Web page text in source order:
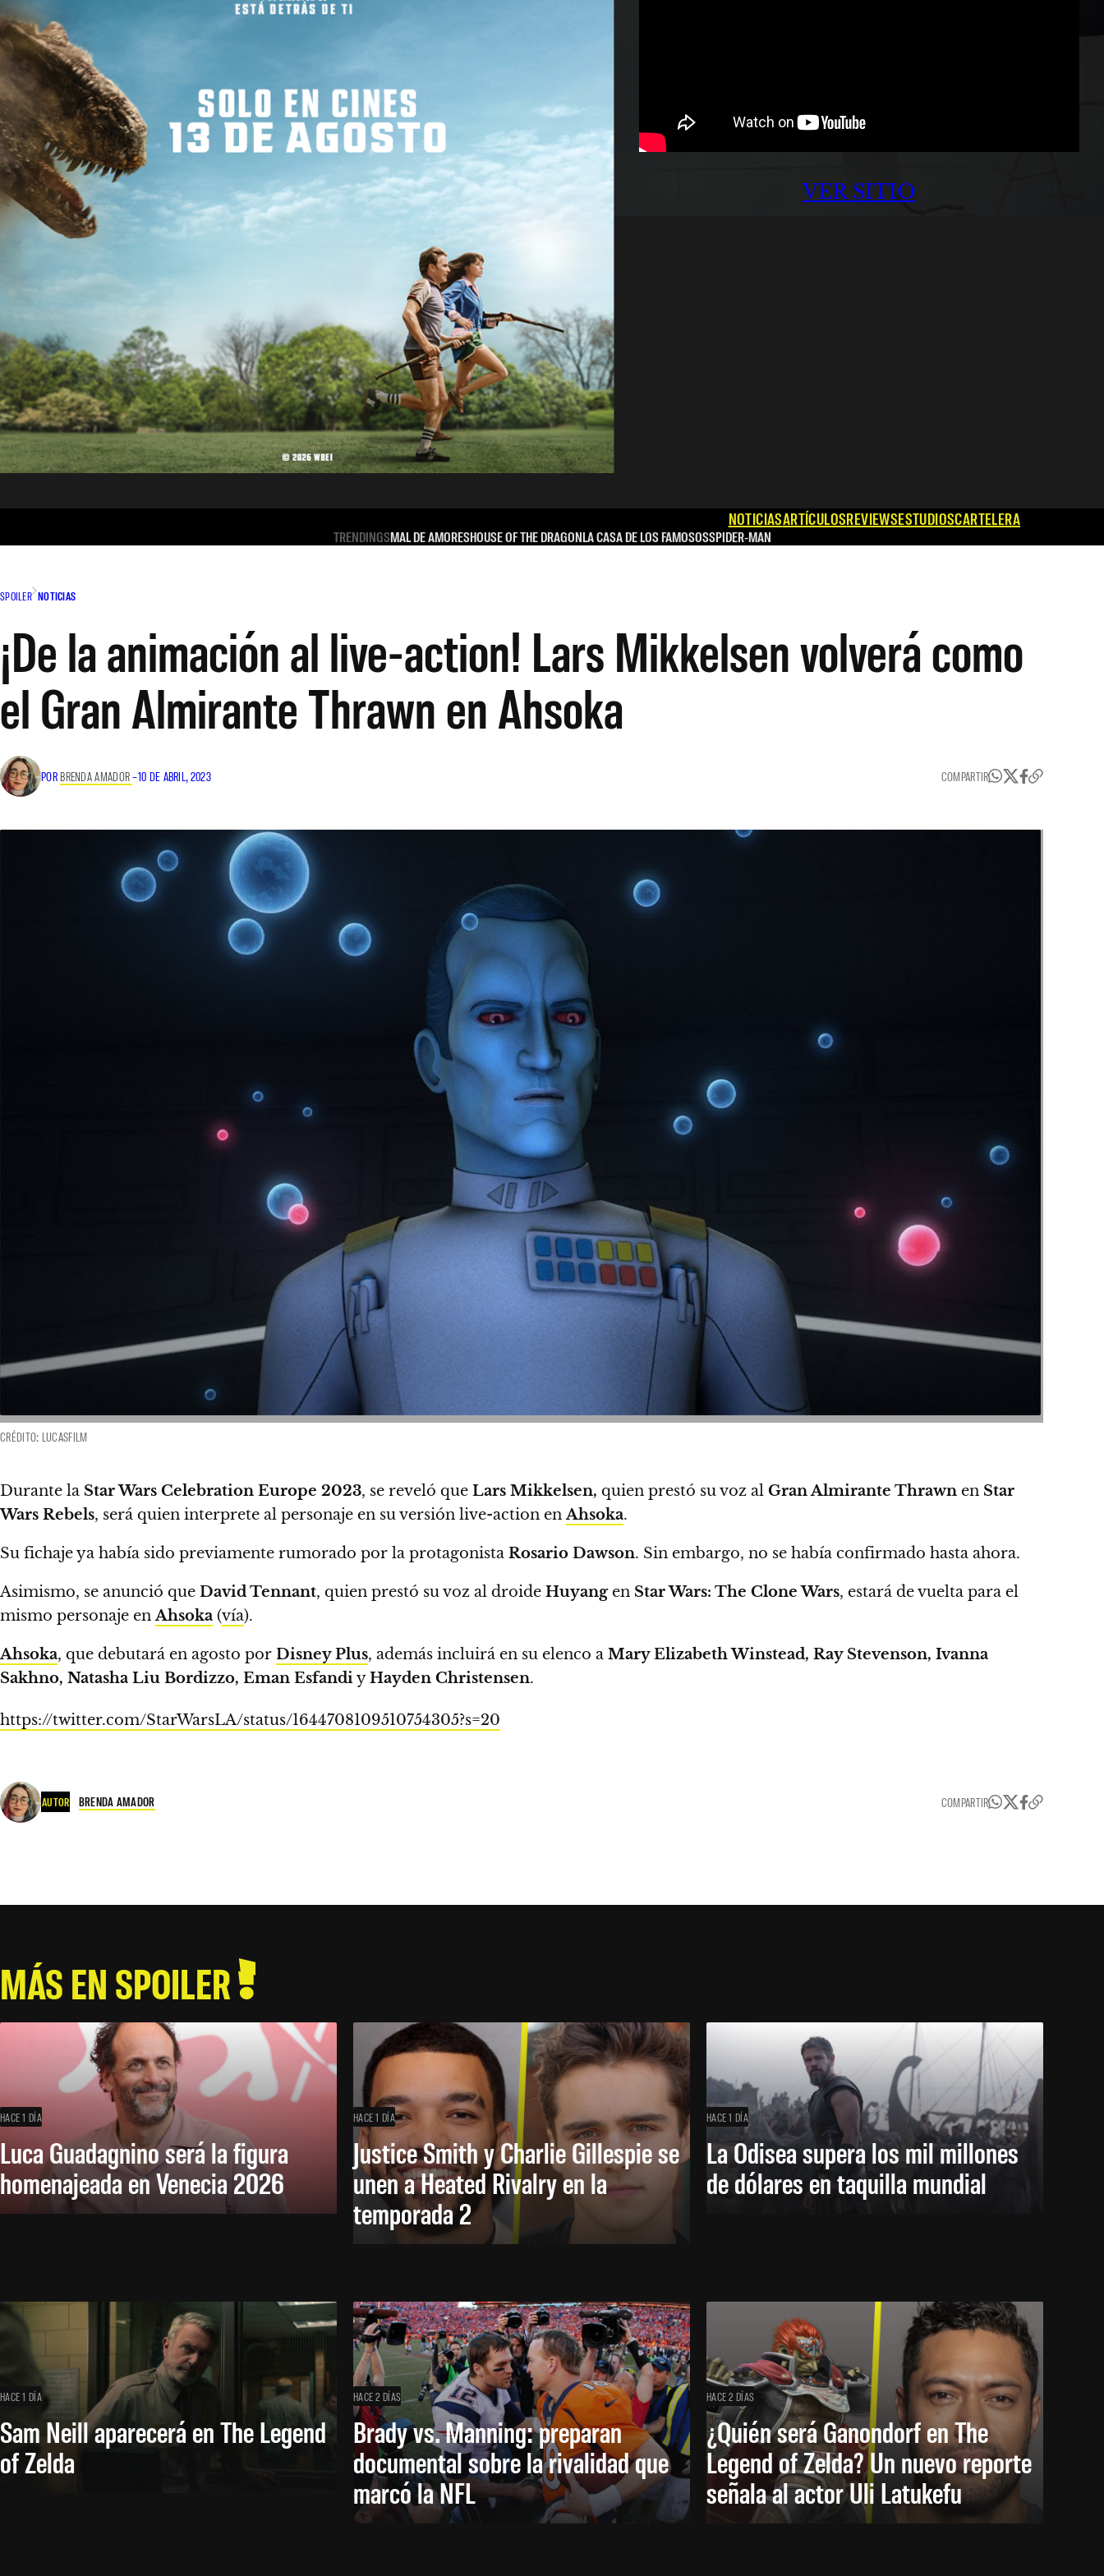
VER SITIO
NOTICIASARTÍCULOSREVIEWSESTUDIOSCARTELERA
TRENDINGSMAL DE AMORESHOUSE OF THE DRAGONLA CASA DE LOS FAMOSOSSPIDER-MAN
SPOILER NOTICIAS
¡De la animación al live-action! Lars Mikkelsen volverá como
el Gran Almirante Thrawn en Ahsoka
POR BRENDA AMADOR–10 DE ABRIL, 2023 COMPARTIR
CRÉDITO: LUCASFILM
Durante la Star Wars Celebration Europe 2023, se reveló que Lars Mikkelsen, quien prestó su voz al Gran Almirante Thrawn en Star
Wars Rebels, será quien interprete al personaje en su versión live-action enAhsoka.
Su fichaje ya había sido previamente rumorado por la protagonista Rosario Dawson. Sin embargo, no se había confirmado hasta ahora.
Asimismo, se anunció que David Tennant, quien prestó su voz al droide Huyang en Star Wars: The Clone Wars, estará de vuelta para el
mismo personaje enAhsoka (vía).
Ahsoka, que debutará en agosto por Disney Plus, además incluirá en su elenco a Mary Elizabeth Winstead, Ray Stevenson, Ivanna
Sakhno, Natasha Liu Bordizzo, Eman EsfandiyHayden Christensen.
https://twitter.com/StarWarsLA/status/1644708109510754305?s=20
AUTOR BRENDA AMADOR COMPARTIR
MÁS EN SPOILER
HACE 1 DÍA
Luca Guadagnino será la figura
homenajeada en Venecia 2026
HACE 1 DÍA
Justice Smith y Charlie Gillespie se
unen a Heated Rivalry en la
temporada 2
HACE 1 DÍA
La Odisea supera los mil millones
de dólares en taquilla mundial
HACE 1 DÍA
Sam Neill aparecerá en The Legend
of Zelda
HACE 2 DÍAS
Brady vs. Manning: preparan
documental sobre la rivalidad que
marcó la NFL
HACE 2 DÍAS
¿Quién será Ganondorf en The
Legend of Zelda? Un nuevo reporte
señala al actor Uli Latukefu